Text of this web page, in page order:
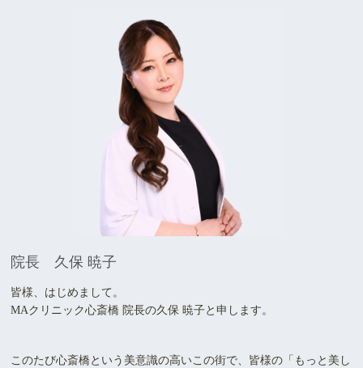
院長 久保 暁子
皆様、はじめまして。
MAクリニック心斎橋 院長の久保 暁子と申します。
このたび心斎橋という美意識の高いこの街で、皆様の「もっと美し